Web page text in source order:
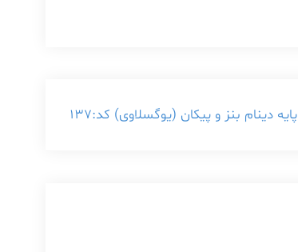
پایه دینام بنز و پیکان (یوگسلاوی) کد:137